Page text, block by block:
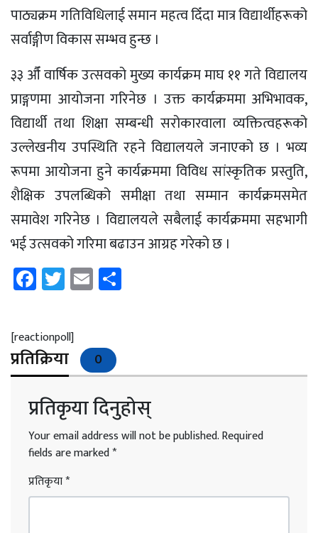
पाठ्यक्रम गतिविधिलाई समान महत्व दिँदा मात्र विद्यार्थीहरूको
सर्वाङ्गीण विकास सम्भव हुन्छ ।
३३ औँ वार्षिक उत्सवको मुख्य कार्यक्रम माघ ११ गते विद्यालय
प्राङ्गणमा आयोजना गरिनेछ । उक्त कार्यक्रममा अभिभावक,
विद्यार्थी तथा शिक्षा सम्बन्धी सरोकारवाला व्यक्तित्वहरूको
उल्लेखनीय उपस्थिति रहने विद्यालयले जनाएको छ । भव्य
रूपमा आयोजना हुने कार्यक्रममा विविध सांस्कृतिक प्रस्तुति,
शैक्षिक उपलब्धिको समीक्षा तथा सम्मान कार्यक्रमसमेत
समावेश गरिनेछ । विद्यालयले सबैलाई कार्यक्रममा सहभागी
भई उत्सवको गरिमा बढाउन आग्रह गरेको छ ।
Facebook
Twitter
Email
[reactionpoll]
प्रतिक्रिया 0
प्रतिकृया दिनुहोस्
Your email address will not be published.Required
fields are marked*
प्रतिकृया*